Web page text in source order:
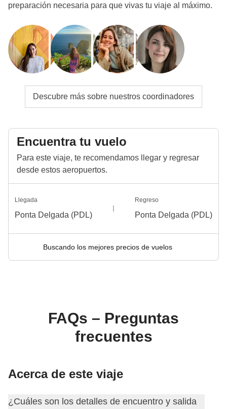
preparación necesaria para que vivas tu viaje al máximo.
Descubre más sobre nuestros coordinadores
Encuentra tu vuelo
Para este viaje, te recomendamos llegar y regresar
desde estos aeropuertos.
Llegada
Ponta Delgada (PDL)
Regreso
Ponta Delgada (PDL)
Buscando los mejores precios de vuelos
FAQs – Preguntas
frecuentes
Acerca de este viaje
¿Cuáles son los detalles de encuentro y salida